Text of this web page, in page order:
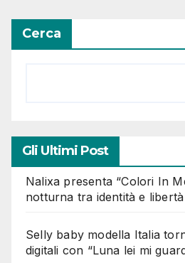
Cerca
Gli Ultimi Post
Nalixa presenta “Colori In
notturna tra identità e libertà
Selly baby modella Italia
digitali con “Luna lei mi